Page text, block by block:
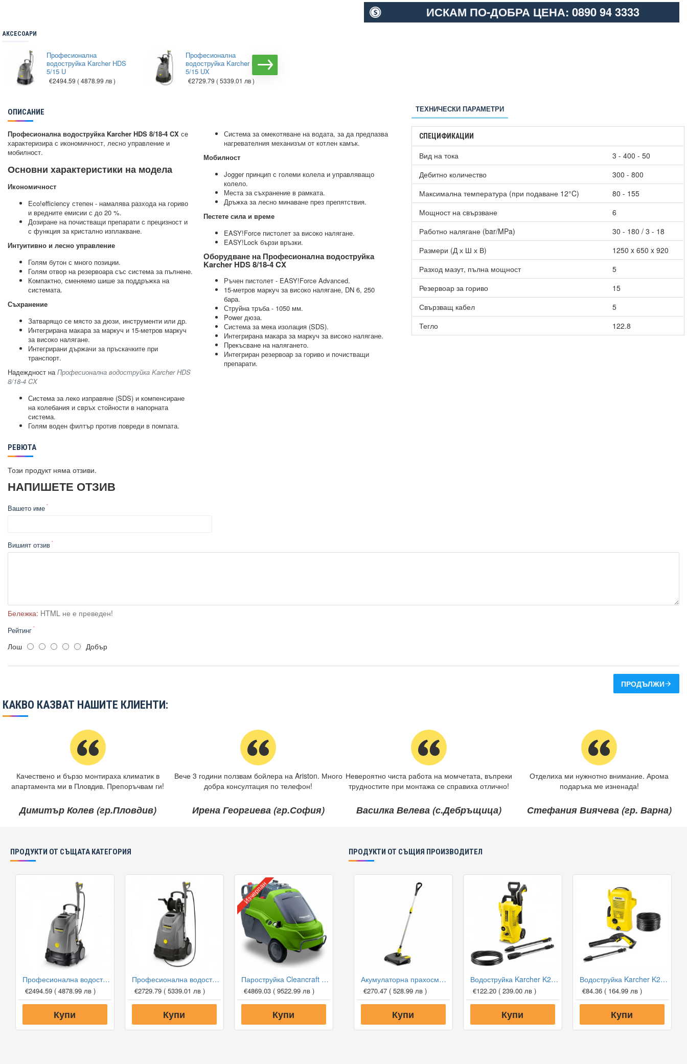
ИСКАМ ПО-ДОБРА ЦЕНА: 0890 94 3333
АКСЕСОАРИ
Професионална
водоструйка Karcher HDS
5/15 U
€2494.59 ( 4878.99 лв )
Професионална
водоструйка Karcher HDS
5/15 UX
€2729.79 ( 5339.01 лв )
ОПИСАНИЕ
Професионална водоструйка Karcher HDS 8/18-4 CX се
характеризира с икономичност, лесно управление и
мобилност.
Основни характеристики на модела
Икономичност
Eco!efficiency степен - намалява разхода на гориво
и вредните емисии с до 20 %.
Дозиране на почистващи препарати с прецизност и
с функция за кристално изплакване.
Интуитивно и лесно управление
Голям бутон с много позиции.
Голям отвор на резервоара със система за пълнене.
Компактно, сменяемо шише за поддръжка на
системата.
Съхранение
Затварящо се място за дюзи, инструменти или др.
Интегрирана макара за маркуч и 15-метров маркуч
за високо налягане.
Интегрирани държачи за пръскачките при
транспорт.
Надеждност наПрофесионална водоструйка Karcher HDS
8/18-4 CX
Система за леко изправяне (SDS) и компенсиране
на колебания и свръх стойности в напорната
система.
Голям воден филтър против повреди в помпата.
Система за омекотяване на водата, за да предпазва
нагревателния механизъм от котлен камък.
Мобилност
Jogger принцип с големи колела и управляващо
колело.
Места за съхранение в рамката.
Дръжка за лесно минаване през препятствия.
Пестете сила и време
EASY!Force пистолет за високо налягане.
EASY!Lock бързи връзки.
Оборудване на Професионална водоструйка
Karcher HDS 8/18-4 CX
Ръчен пистолет - EASY!Force Advanced.
15-метров маркуч за високо налягане, DN 6, 250
бара.
Струйна тръба - 1050 мм.
Power дюза.
Система за мека изолация (SDS).
Интегрирана макара за маркуч за високо налягане.
Прекъсване на налягането.
Интегриран резервоар за гориво и почистващи
препарати.
ТЕХНИЧЕСКИ ПАРАМЕТРИ
СПЕЦИФИКАЦИИ
Вид на тока
3 - 400 - 50
Дебитно количество
300 - 800
Максимална температура (при подаване 12°C)
80 - 155
Мощност на свързване
6
Работно налягане (bar/MPa)
30 - 180 / 3 - 18
Размери (Д х Ш х В)
1250 x 650 x 920
Разход мазут, пълна мощност
5
Резервоар за гориво
15
Свързващ кабел
5
Тегло
122.8
РЕВЮТА
Този продукт няма отзиви.
НАПИШЕТЕ ОТЗИВ
Вашето име
Вишият отзив
Бележка: HTML не е преведен!
Рейтинг
Лош Добър
ПРОДЪЛЖИ
КАКВО КАЗВАТ НАШИТЕ КЛИЕНТИ:
Качествено и бързо монтираха климатик в
апартамента ми в Пловдив. Препоръчвам ги!
Димитър Колев (гр.Пловдив)
Вече 3 години ползвам бойлера на Ariston. Много
добра консултация по телефон!
Ирена Георгиева (гр.София)
Невероятно чиста работа на момчетата, въпреки
трудностите при монтажа се справиха отлично!
Василка Велева (с.Дебръщица)
Отделиха ми нужнотно внимание. Арома
подаръка ме изненада!
Стефания Виячева (гр. Варна)
ПРОДУКТИ ОТ СЪЩАТА КАТЕГОРИЯ
Професионална водоструйка Karcher HDS 5/15 U
€2494.59 ( 4878.99 лв )
Купи
Професионална водоструйка Karcher HDS 5/15 UX
€2729.79 ( 5339.01 лв )
Купи
Изчерпан
Пароструйка Cleancraft HDR-H 108-20
€4869.03 ( 9522.99 лв )
Купи
ПРОДУКТИ ОТ СЪЩИЯ ПРОИЗВОДИТЕЛ
Акумулаторна прахосмукачка Karcher EB 30/1 Li-Ion
€270.47 ( 528.99 лв )
Купи
Водоструйка Karcher K2 Power Control
€122.20 ( 239.00 лв )
Купи
Водоструйка Karcher K2 OPP
€84.36 ( 164.99 лв )
Купи